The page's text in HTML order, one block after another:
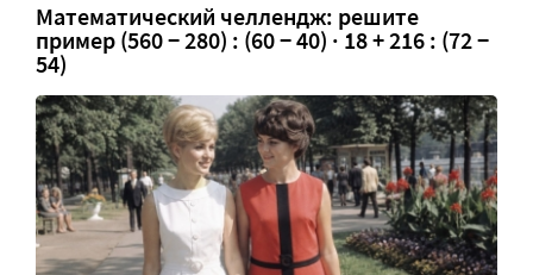
Математический челлендж: решите
пример (560 − 280) : (60 − 40) · 18 + 216 : (72 −
54)